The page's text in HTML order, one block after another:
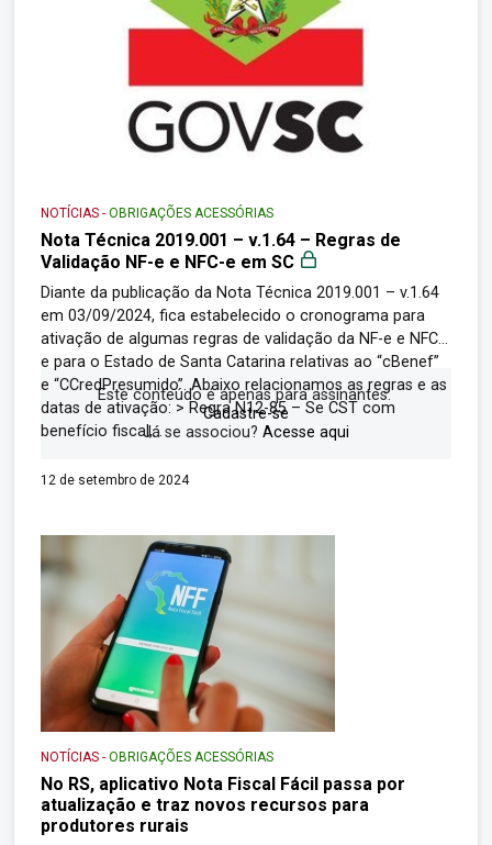
NOTÍCIAS -OBRIGAÇÕES ACESSÓRIAS
Nota Técnica 2019.001 – v.1.64 – Regras de
Validação NF-e e NFC-e em SC
Diante da publicação da Nota Técnica 2019.001 – v.1.64
em 03/09/2024, fica estabelecido o cronograma para
ativação de algumas regras de validação da NF-e e NFC-
e para o Estado de Santa Catarina relativas ao “cBenef”
e “CCredPresumido”. Abaixo relacionamos as regras e as
datas de ativação: > Regra N12-85 – Se CST com
benefício fiscal,...
Este conteúdo é apenas para assinantes.
Cadastre-se
Já se associou? Acesse aqui
12 de setembro de 2024
NOTÍCIAS -OBRIGAÇÕES ACESSÓRIAS
No RS, aplicativo Nota Fiscal Fácil passa por
atualização e traz novos recursos para
produtores rurais